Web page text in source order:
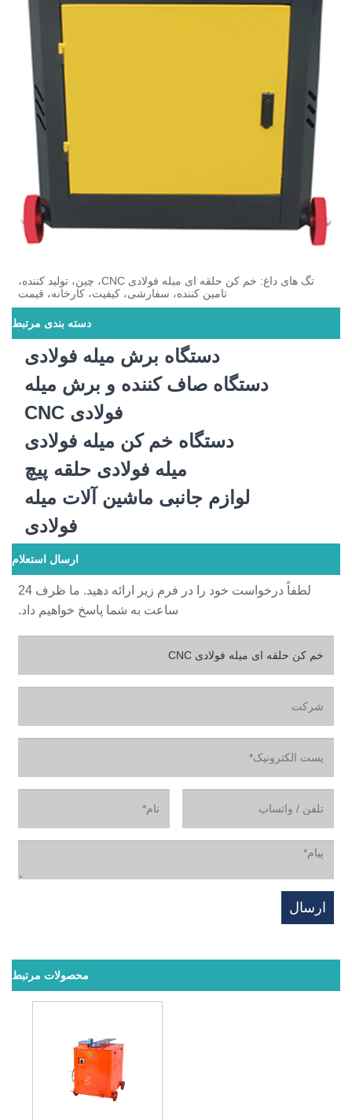
تگ های داغ: خم کن حلقه ای میله فولادی CNC، چین، تولید کننده،
تامین کننده، سفارشی، کیفیت، کارخانه، قیمت
دسته بندی مرتبط
دستگاه برش میله فولادی
دستگاه صاف کننده و برش میله
فولادی CNC
دستگاه خم کن میله فولادی
میله فولادی حلقه پیچ
لوازم جانبی ماشین آلات میله
فولادی
ارسال استعلام
لطفاً درخواست خود را در فرم زیر ارائه دهید. ما ظرف 24
ساعت به شما پاسخ خواهیم داد.
محصولات مرتبط